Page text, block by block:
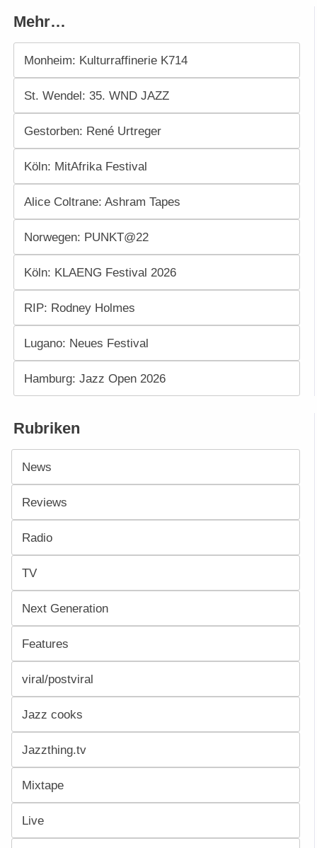
Mehr…
Monheim: Kulturraffinerie K714
St. Wendel: 35. WND JAZZ
Gestorben: René Urtreger
Köln: MitAfrika Festival
Alice Coltrane: Ashram Tapes
Norwegen: PUNKT@22
Köln: KLAENG Festival 2026
RIP: Rodney Holmes
Lugano: Neues Festival
Hamburg: Jazz Open 2026
Rubriken
News
Reviews
Radio
TV
Next Generation
Features
viral/postviral
Jazz cooks
Jazzthing.tv
Mixtape
Live